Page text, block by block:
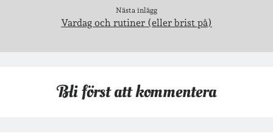
månadsbild nobelpristagare
pappersböcker resor
Skriva släkt te
Nästa inlägg
Vardag och rutiner (eller brist på)
Bli först att kommentera